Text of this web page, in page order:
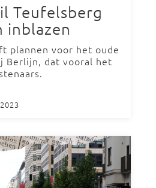
Teufelsberg
inblazen
plannen voor het oude
Berlijn, dat vooral het